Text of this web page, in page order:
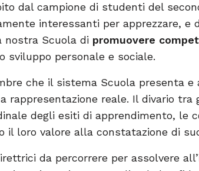
dal campione di studenti del
interessanti per apprezzare, e
Scuola di promuovere
sviluppo personale e sociale.
che il sistema Scuola presenta e
rappresentazione reale. Il divario tra
degli esiti di apprendimento, le
il loro valore alla constatazione di
da percorrere per assolvere